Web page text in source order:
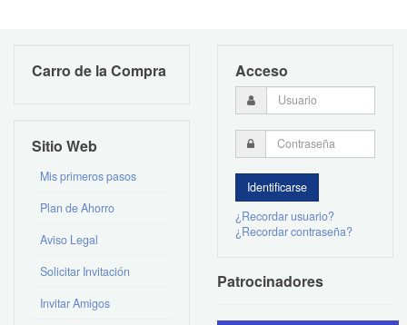
Carro de la Compra
Sitio Web
Mis primeros pasos
Plan de Ahorro
Aviso Legal
Solicitar Invitación
Invitar Amigos
Acceso
¿Recordar usuario?
¿Recordar contraseña?
Patrocinadores